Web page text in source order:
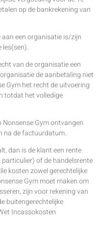
op de bankrekening van
een organisatie is/zijn
les(sen).
van de organisatie een
de aanbetaling niet
Gym het recht de uitvoering
totdat het volledige
Nonsense Gym ontvangen
na de factuurdatum.
dan is de klant een rente
of de handelsrente
kosten zowel gerechtelijke
Gym moet maken om
zijn voor rekening van
buitengerechtelijke
Incassokosten